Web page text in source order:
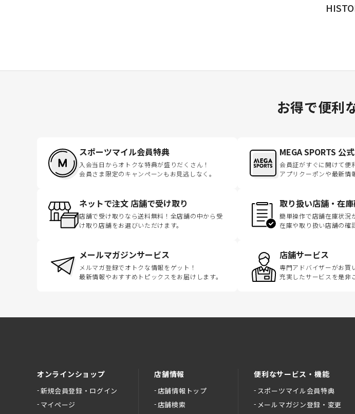
お得で便利
スポーツマイル会員特典
入会当日からオトクな特典が盛りだくさん！
会員さま限定のキャンペーンもお見逃しなく。
MEGA SPORTS 公
会員証がすぐに開けて便
アプリクーポンや最新情
ネットで注文 店舗で受け取り
店舗で受け取りなら送料無料！全店舗の中から受
け取り店舗をお選びいただけます。
取り扱い店舗・在
簡単操作で店舗在庫状況
在庫や取り扱い店舗の確
メールマガジンサービス
メルマガ登録でオトクな情報をゲット！
最新情報やおすすめトピックスをお届けします。
店舗サービス
専門アドバイザーがお買
充実したサービスを是非
オンラインショップ
新規会員登録・ログイン
マイページ
店舗情報
店舗情報トップ
店舗検索
便利なサービス・機能
スポーツマイル会員特典
メールマガジン登録・変更